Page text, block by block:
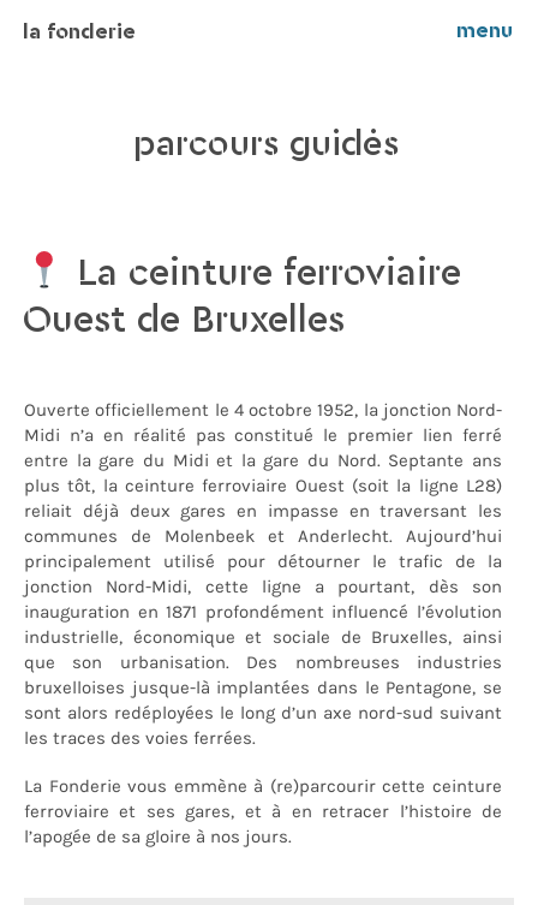
la fonderie menu
parcours guidés
La ceinture ferroviaire
Ouest de Bruxelles
Ouverte officiellement le 4 octobre 1952, la jonction Nord-
Midi n’a en réalité pas constitué le premier lien ferré
entre la gare du Midi et la gare du Nord. Septante ans
plus tôt, la ceinture ferroviaire Ouest (soit la ligne L28)
reliait déjà deux gares en impasse en traversant les
communes de Molenbeek et Anderlecht. Aujourd’hui
principalement utilisé pour détourner le trafic de la
jonction Nord-Midi, cette ligne a pourtant, dès son
inauguration en 1871 profondément influencé l’évolution
industrielle, économique et sociale de Bruxelles, ainsi
que son urbanisation. Des nombreuses industries
bruxelloises jusque-là implantées dans le Pentagone, se
sont alors redéployées le long d’un axe nord-sud suivant
les traces des voies ferrées.
La Fonderie vous emmène à (re)parcourir cette ceinture
ferroviaire et ses gares, et à en retracer l’histoire de
l’apogée de sa gloire à nos jours.